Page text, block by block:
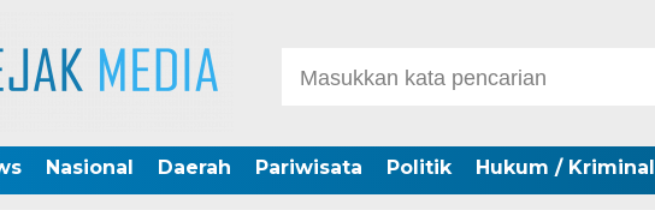
Nasional Daerah Pariwisata Politik Hukum / Kriminal